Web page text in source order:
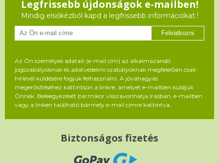
Legfrissebb újdonságok e-mailben!
Mindig elsőkézből kapd a legfrissebb információkat !
Feliratkozni
Az Ön személyes adatait (e-mail cím) az alkalmazandó
jogszabályoknak és adatvédelmi szabályoknak megfelelően csak
hírlevél küldésére fogjuk felhasználni. A jóváhagyás
megerősítéséhez kattintson a linkre, amelyet e-mailben küldjük
Önnek. Beleegyezését bármikor visszavonhatja írásban, e-mailben
vagy a linken található bármely e-mail címre kattintva.
Biztonságos fizetés